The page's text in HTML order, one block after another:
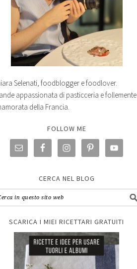
Selenati, foodblogger e foodlover.
appassionata di pasticceria e follemente
della Francia.
FOLLOW ME
CERCA NEL BLOG
SCARICA I MIEI RICETTARI GRATUITI